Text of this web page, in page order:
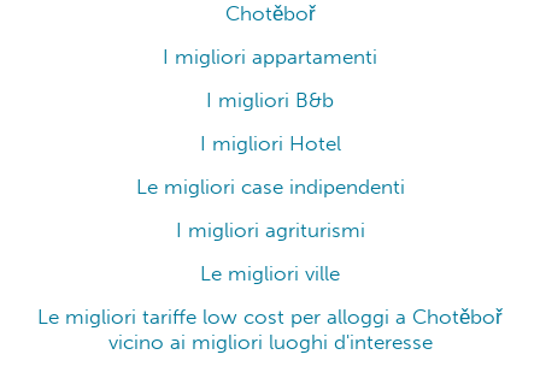
Chotěboř
I migliori appartamenti
I migliori B&b
I migliori Hotel
Le migliori case indipendenti
I migliori agriturismi
Le migliori ville
Le migliori tariffe low cost per alloggi a Chotěboř
vicino ai migliori luoghi d'interesse